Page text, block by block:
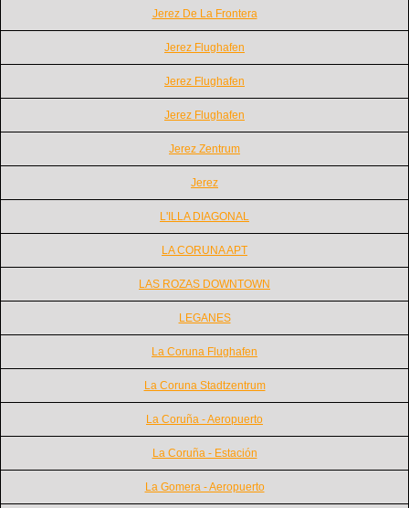
Jerez De La Frontera
Jerez Flughafen
Jerez Flughafen
Jerez Flughafen
Jerez Zentrum
Jerez
L'ILLA DIAGONAL
LA CORUNA APT
LAS ROZAS DOWNTOWN
LEGANES
La Coruna Flughafen
La Coruna Stadtzentrum
La Coruña - Aeropuerto
La Coruña - Estación
La Gomera - Aeropuerto